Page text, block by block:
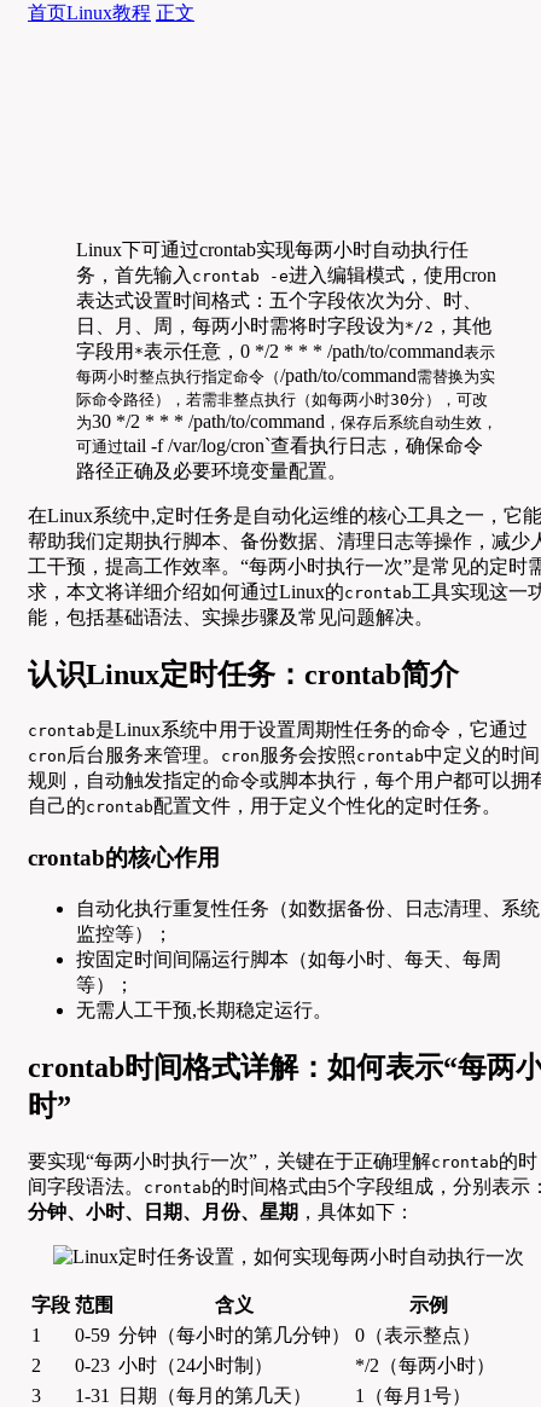
首页Linux教程 正文
Linux下可通过crontab实现每两小时自动执行任
务，首先输入 crontab -e进入编辑模式，使用cron
表达式设置时间格式：五个字段依次为分、时、
日、月、周，每两小时需将时字段设为*/2 ，其他
字段用 *表示任意，0 */2 * * * /path/to/command表示
每两小时整点执行指定命令（/path/to/command需替换为实
际命令路径），若需非整点执行（如每两小时30分），可改
为30 */2 * * * /path/to/command ，保存后系统自动生效，
可通过tail -f /var/log/cron`查看执行日志，确保命令
路径正确及必要环境变量配置。
在Linux系统中,定时任务是自动化运维的核心工具之一，它能
帮助我们定期执行脚本、备份数据、清理日志等操作，减少
工干预，提高工作效率。“每两小时执行一次”是常见的定时
求，本文将详细介绍如何通过Linux的crontab工具实现这一
能，包括基础语法、实操步骤及常见问题解决。
认识Linux定时任务：crontab简介
crontab是Linux系统中用于设置周期性任务的命令，它通过
cron 后台服务来管理。 cron 服务会按照crontab中定义的时间
规则，自动触发指定的命令或脚本执行，每个用户都可以拥
自己的crontab配置文件，用于定义个性化的定时任务。
crontab的核心作用
自动化执行重复性任务（如数据备份、日志清理、系统
监控等）；
按固定时间间隔运行脚本（如每小时、每天、每周
等）；
无需人工干预,长期稳定运行。
crontab时间格式详解：如何表示“每两
时”
要实现“每两小时执行一次”，关键在于正确理解crontab的时
间字段语法。
crontab的时间格式由5个字段组成，分别表示
分钟、小时、日期、月份、星期 ，具体如下：
字段 范围 含义
示例
1
0-59 分钟（每小时的第几分钟）
0（表示整点）
2
0-23 小时（24小时制）
*/2（每两小时）
3
1-31 日期（每月的第几天）
1（每月1号）